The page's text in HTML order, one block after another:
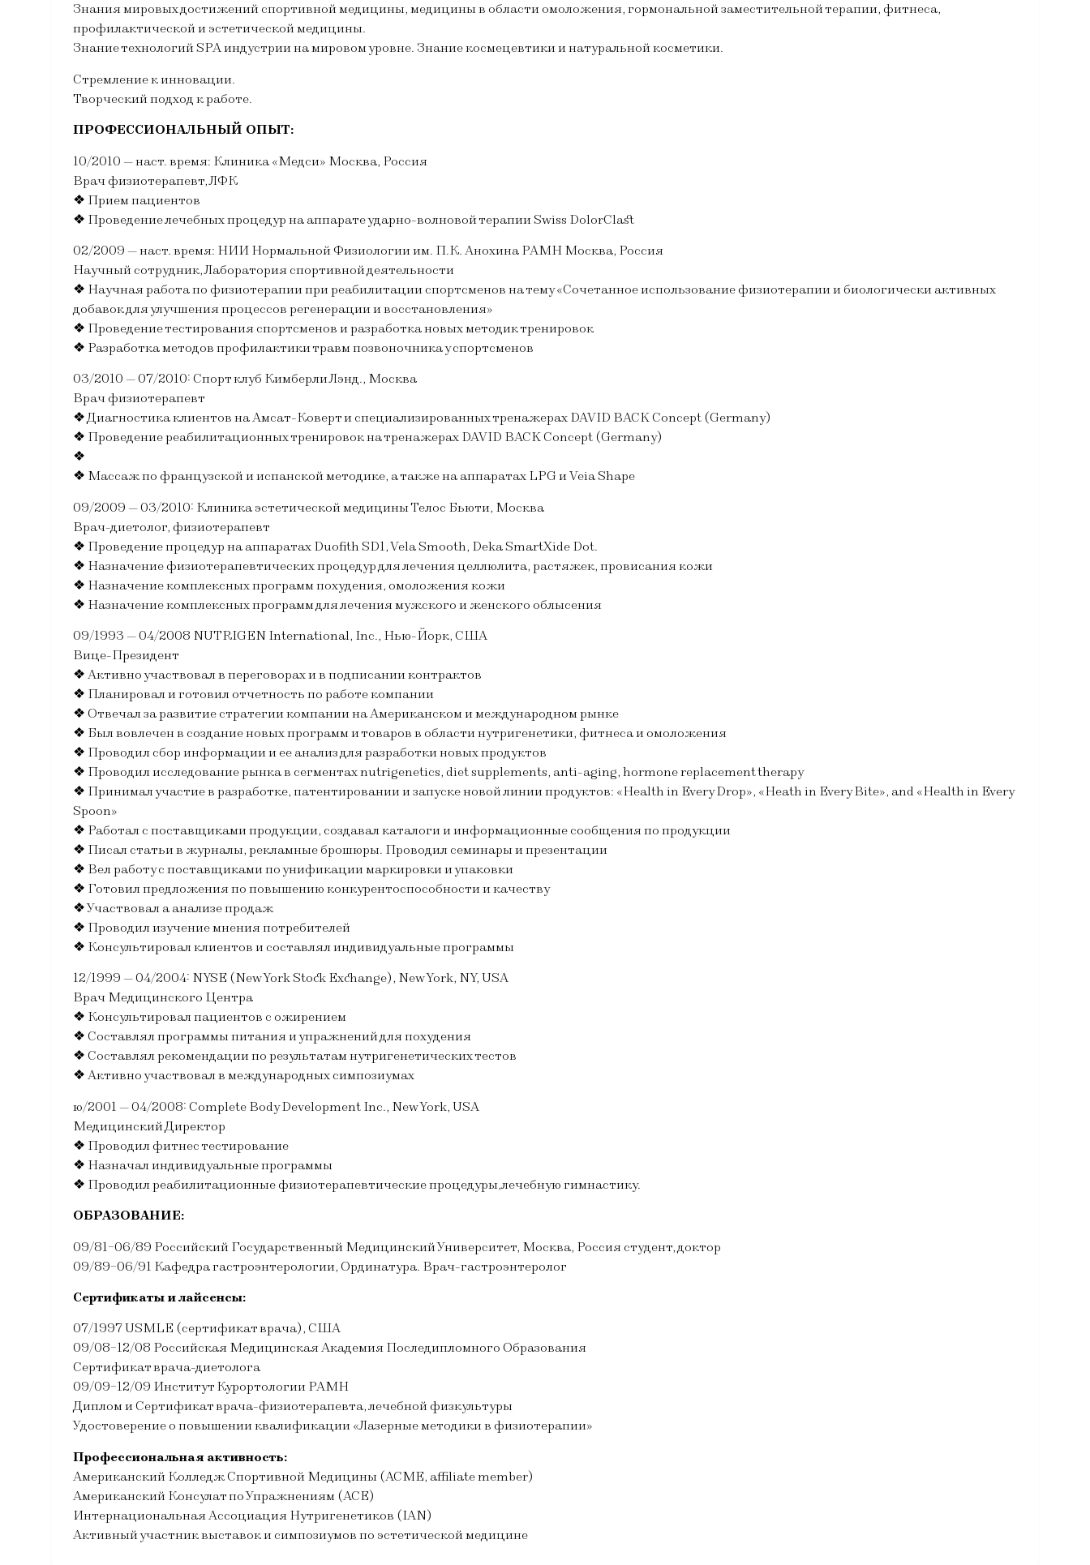
Знания мировых достижений спортивной медицины, медицины в области омоложения, гормональной заместительной терапии, фитнеса,
профилактической и эстетической медицины.
Знание технологий SPA индустрии на мировом уровне. Знание космецевтики и натуральной косметики.
Стремление к инновации.
Творческий подход к работе.
ПРОФЕССИОНАЛЬНЫЙ ОПЫТ:
10/2010 — наст. время: Клиника «Медси» Москва, Россия
Врач физиотерапевт, ЛФК
❖ Прием пациентов
❖ Проведение лечебных процедур на аппарате ударно-волновой терапии Swiss DolorClast
02/2009 — наст. время: НИИ Нормальной Физиологии им. П.К. Анохина РАМН Москва, Россия
Научный сотрудник, Лаборатория спортивной деятельности
❖ Научная работа по физиотерапии при реабилитации спортсменов на тему «Сочетанное использование физиотерапии и биологически активных
добавок для улучшения процессов регенерации и восстановления»
❖ Проведение тестирования спортсменов и разработка новых методик тренировок
❖ Разработка методов профилактики травм позвоночника у спортсменов
03/2010 — 07/2010: Спорт клуб Кимберли Лэнд., Москва
Врач физиотерапевт
❖ Диагностика клиентов на Амсат-Коверт и специализированных тренажерах DAVID BACK Concept (Germany)
❖ Проведение реабилитационных тренировок на тренажерах DAVID BACK Concept (Germany)
❖
❖ Массаж по французской и испанской методике, а также на аппаратах LPG и Veia Shape
09/2009 — 03/2010: Клиника эстетической медицины Телос Бьюти, Москва
Врач-диетолог, физиотерапевт
❖ Проведение процедур на аппаратах Duofith SD1, Vela Smooth, Deka SmartXide Dot.
❖ Назначение физиотерапевтических процедур для лечения целлюлита, растяжек, провисания кожи
❖ Назначение комплексных программ похудения, омоложения кожи
❖ Назначение комплексных программ для лечения мужского и женского облысения
09/1993 — 04/2008 NUTRIGEN International, Inc., Нью-Йорк, США
Вице-Президент
❖ Активно участвовал в переговорах и в подписании контрактов
❖ Планировал и готовил отчетность по работе компании
❖ Отвечал за развитие стратегии компании на Американском и международном рынке
❖ Был вовлечен в создание новых программ и товаров в области нутригенетики, фитнеса и омоложения
❖ Проводил сбор информации и ее анализ для разработки новых продуктов
❖ Проводил исследование рынка в сегментах nutrigenetics, diet supplements, anti-aging, hormone replacement therapy
❖ Принимал участие в разработке, патентировании и запуске новой линии продуктов: «Health in Every Drop», «Heath in Every Bite», and «Health in Every
Spoon»
❖ Работал с поставщиками продукции, создавал каталоги и информационные сообщения по продукции
❖ Писал статьи в журналы, рекламные брошюры. Проводил семинары и презентации
❖ Вел работу с поставщиками по унификации маркировки и упаковки
❖ Готовил предложения по повышению конкурентоспособности и качеству
❖ Участвовал а анализе продаж
❖ Проводил изучение мнения потребителей
❖ Консультировал клиентов и составлял индивидуальные программы
12/1999 — 04/2004: NYSE (New York Stock Exchange), New York, NY, USA
Врач Медицинского Центра
❖ Консультировал пациентов с ожирением
❖ Составлял программы питания и упражнений для похудения
❖ Составлял рекомендации по результатам нутригенетических тестов
❖ Активно участвовал в международных симпозиумах
ю/2001 — 04/2008: Complete Body Development Inc., New York, USA
Медицинский Директор
❖ Проводил фитнес тестирование
❖ Назначал индивидуальные программы
❖ Проводил реабилитационные физиотерапевтические процедуры,лечебную гимнастику.
ОБРАЗОВАНИЕ:
09/81-06/89 Российский Государственный Медицинский Университет, Москва, Россия студент, доктор
09/89-06/91 Кафедра гастроэнтерологии, Ординатура. Врач-гастроэнтеролог
Сертификаты и лайсенсы:
07/1997 USMLE (сертификат врача), США
09/08-12/08 Российская Медицинская Академия Последипломного Образования
Сертификат врача-диетолога
09/09-12/09 Институт Курортологии РАМН
Диплом и Сертификат врача-физиотерапевта, лечебной физкультуры
Удостоверение о повышении квалификации «Лазерные методики в физиотерапии»
Профессиональная активность:
Американский Колледж Спортивной Медицины (ACME, affiliate member)
Американский Консулат по Упражнениям (АСЕ)
Интернациональная Ассоциация Нутригенетиков (IAN)
Активный участник выставок и симпозиумов по эстетической медицине